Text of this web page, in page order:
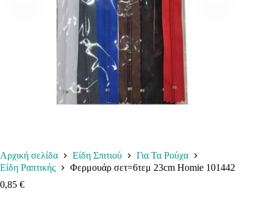
Αρχική σελίδα Είδη Σπιτιού
Για Τα Ρούχα
Είδη Ραπτικής
Φερμουάρ σετ=6τεμ 23cm Homie 101442
0,85 €